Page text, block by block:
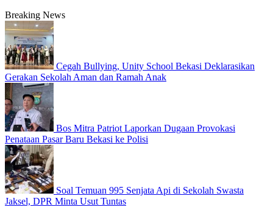
Breaking News
Cegah Bullying, Unity School Bekasi Deklarasikan
Gerakan Sekolah Aman dan Ramah Anak
Bos Mitra Patriot Laporkan Dugaan Provokasi
Penataan Pasar Baru Bekasi ke Polisi
Soal Temuan 995 Senjata Api di Sekolah Swasta
Jaksel, DPR Minta Usut Tuntas